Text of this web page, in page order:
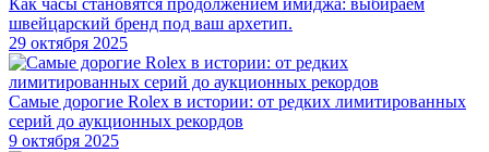
Как часы становятся продолжением имиджа: выбираем
швейцарский бренд под ваш архетип.
29 октября 2025
Самые дорогие Rolex в истории: от редких лимитированных
серий до аукционных рекордов
9 октября 2025